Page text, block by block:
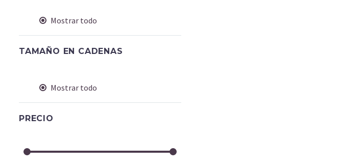
Mostrar todo
TAMAÑO EN CADENAS
Mostrar todo
PRECIO